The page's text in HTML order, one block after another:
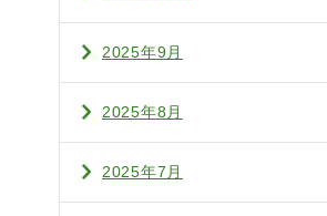
2025年9月
2025年8月
2025年7月